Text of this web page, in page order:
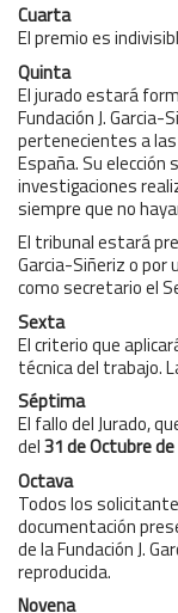
Cuarta
El premio es
Quinta
El jurado estará
Fundación J.
pertenecientes a
España. Su elección
investigaciones
siempre que no
El tribunal estará
Garcia-Siñeriz o por
como secretario el
Sexta
El criterio que
técnica del trabajo.
Séptima
El fallo del Jurado,
del31 de Octubre
Octava
Todos los
documentación
de la Fundación J.
reproducida.
Novena